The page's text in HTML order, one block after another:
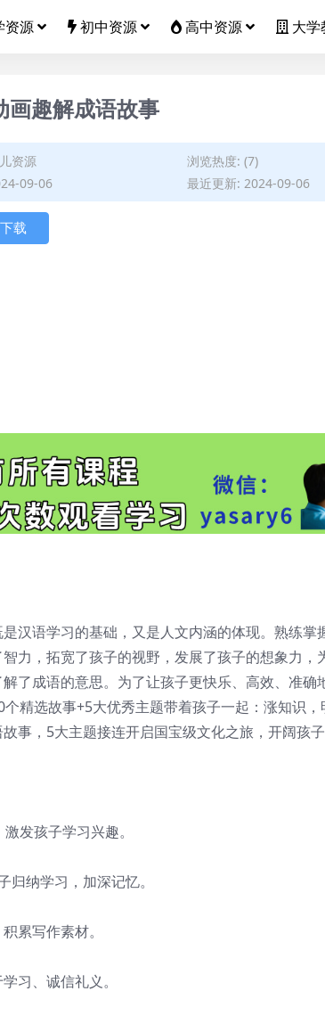
资源 初中资源 高中资源 大学
画趣解成语故事
资源
浏览热度: (7)
09-06
最近更新: 2024-09-06
载
汉语学习的基础，又是人文内涵的体现。熟练掌
力，拓宽了孩子的视野，发展了孩子的想象力，
了成语的意思。为了让孩子更快乐、高效、准确
精选故事+5大优秀主题带着孩子一起：涨知识
事，5大主题接连开启国宝级文化之旅，开阔孩
发孩子学习兴趣。
纳学习，加深记忆。
累写作素材。
习、诚信礼义。